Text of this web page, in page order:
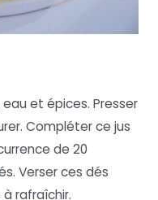
et épices. Presser
Compléter ce jus
de 20
Verser ces dés
rafraîchir.